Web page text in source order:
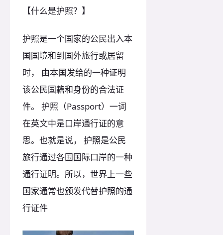
【什么是护照？】
护照是一个国家的公民出入本
国国境和到国外旅行或居留
时， 由本国发给的一种证明
该公民国籍和身份的合法证
件。 护照（Passport）一词
在英文中是口岸通行证的意
思。也就是说， 护照是公民
旅行通过各国国际口岸的一种
通行证明。所以，世界上一些
国家通常也颁发代替护照的通
行证件